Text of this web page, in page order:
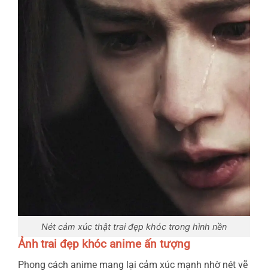
Nét cảm xúc thật trai đẹp khóc trong hình nền
Ảnh trai đẹp khóc anime ấn tượng
Phong cách anime mang lại cảm xúc mạnh nhờ nét vẽ